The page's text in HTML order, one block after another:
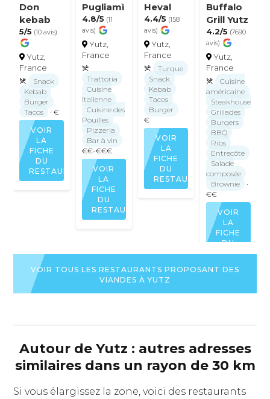
Don
kebab
5/5 (10 avis)
Yutz,
France
Snack
Kebab
Burger
Tacos
· €
VOIR
LA
FICHE
DU
RESTAURANT
Pugliamì
4.8/5 (11
avis)
Yutz,
France
Trattoria
Cuisine
italienne
Cuisine des
Pouilles
Pizzeria
Bar à vin
·
€€-€€€
VOIR
LA
FICHE
DU
RESTAURANT
Heval
4.4/5 (158
avis)
Yutz,
France
Turque
Snack
Kebab
Tacos
Burger
·
€
VOIR
LA
FICHE
DU
RESTAURANT
Buffalo
Grill Yutz
4.2/5 (7690
avis)
Yutz,
France
Cuisine
américaine
Steakhouse
Grillades
Burgers
BBQ
Ribs
Entrecôte
Salade
composée
Brownie
·
€€
VOIR
LA
FICHE
DU
VOIR TOUS LES RESTAURANTS PROPOSANT DES
VIANDES À YUTZ
Autour de Yutz : autres adresses
similaires dans un rayon de 30 km
Si vous élargissez la zone, voici des restaurants